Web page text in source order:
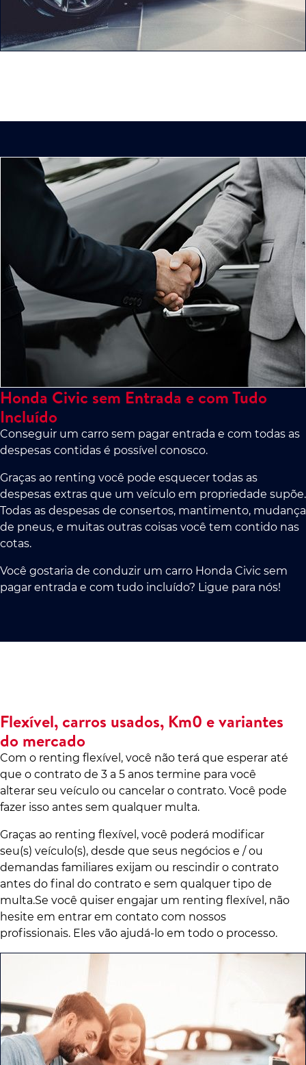
Honda Civic sem Entrada e com Tudo
Incluído
Conseguir um carro sem pagar entrada e com todas as
despesas contidas é possível conosco.
Graças ao renting você pode esquecer todas as
despesas extras que um veículo em propriedade supõe.
Todas as despesas de consertos, mantimento, mudança
de pneus, e muitas outras coisas você tem contido nas
cotas.
Você gostaria de conduzir um carro Honda Civic sem
pagar entrada e com tudo incluído? Ligue para nós!
Flexível, carros usados, Km0 e variantes
do mercado
Com o renting flexível, você não terá que esperar até
que o contrato de 3 a 5 anos termine para você
alterar seu veículo ou cancelar o contrato. Você pode
fazer isso antes sem qualquer multa.
Graças ao renting flexível, você poderá modificar
seu(s) veículo(s), desde que seus negócios e / ou
demandas familiares exijam ou rescindir o contrato
antes do final do contrato e sem qualquer tipo de
multa.Se você quiser engajar um renting flexível, não
hesite em entrar em contato com nossos
profissionais. Eles vão ajudá-lo em todo o processo.